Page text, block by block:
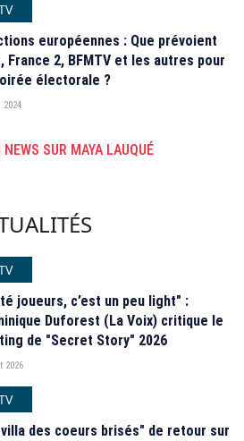
européennes : Que prévoient
France 2, BFMTV et les autres pour
électorale ?
2024
NEWS SUR MAYA LAUQUÉ
joueurs, c’est un peu light" :
Duforest (La Voix) critique le
de "Secret Story" 2026
2026
des coeurs brisés" de retour sur